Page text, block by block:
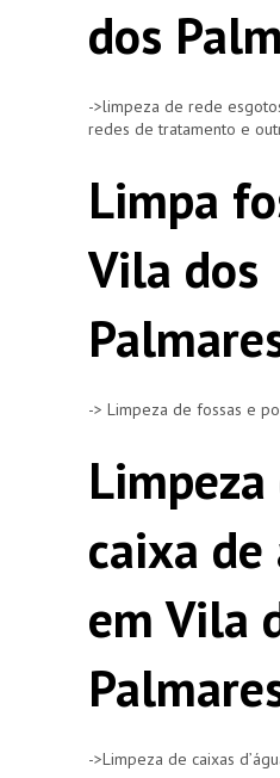
dos
->limpeza de rede
redes de tratamento e
Limpa
Vila dos
-> Limpeza de fossas e
Limpeza
caixa de
em Vila
->Limpeza de caixas